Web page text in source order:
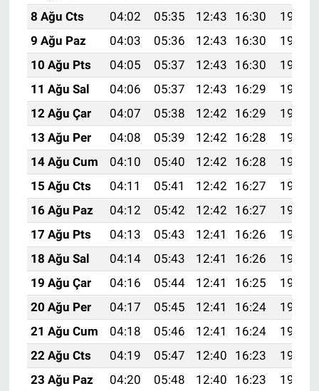
8 Ağu Cts
04:02 05:35 12:43 16:30
19:41
9 Ağu Paz
04:03 05:36 12:43 16:30
19:40
10 Ağu Pts
04:05 05:37 12:43 16:30
19:39
11 Ağu Sal
04:06 05:37 12:43 16:29
19:38
12 Ağu Çar
04:07 05:38 12:42 16:29
19:37
13 Ağu Per
04:08 05:39 12:42 16:28
19:35
14 Ağu Cum
04:10 05:40 12:42 16:28
19:34
15 Ağu Cts
04:11 05:41 12:42 16:27
19:33
16 Ağu Paz
04:12 05:42 12:42 16:27
19:32
17 Ağu Pts
04:13 05:43 12:41 16:26
19:30
18 Ağu Sal
04:14 05:43 12:41 16:26
19:29
19 Ağu Çar
04:16 05:44 12:41 16:25
19:28
20 Ağu Per
04:17 05:45 12:41 16:24
19:27
21 Ağu Cum
04:18 05:46 12:41 16:24
19:25
22 Ağu Cts
04:19 05:47 12:40 16:23
19:24
23 Ağu Paz
04:20 05:48 12:40 16:23
19:22